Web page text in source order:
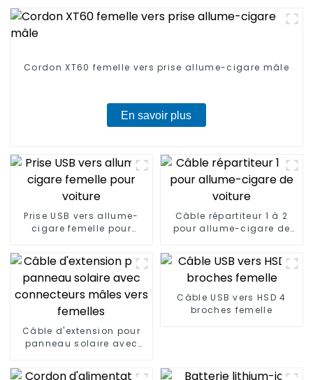
Cordon XT60 femelle vers prise allume-cigare mâle
En savoir plus
Prise USB vers allume-
cigare femelle pour
Câble répartiteur 1 à 2
pour allume-cigare de
Câble d'extension pour
panneau solaire avec
femelles
Câble USB vers HSD 4
broches femelle